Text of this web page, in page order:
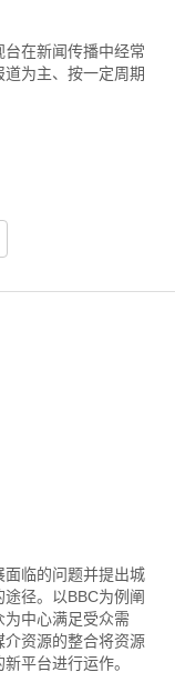
在新闻传播中经常
为主、按一定周期
临的问题并提出城
径。以BBC为例阐
中心满足受众需
资源的整合将资源
平台进行运作。